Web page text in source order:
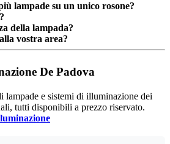
lampade su un unico rosone?
della lampada?
vostra area?
De Padova
lampade e sistemi di illuminazione dei
tutti disponibili a prezzo riservato.